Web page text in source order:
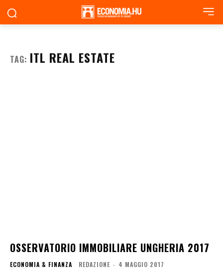
TAG: ITL REAL ESTATE
OSSERVATORIO IMMOBILIARE UNGHERIA 2017
ECONOMIA & FINANZA REDAZIONE - 4 MAGGIO 2017